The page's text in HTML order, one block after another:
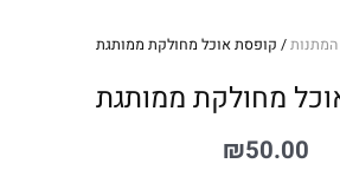
המתנות/ קופסת אוכל מחולקת ממותגת
מחולקת ממותגת
₪50.00